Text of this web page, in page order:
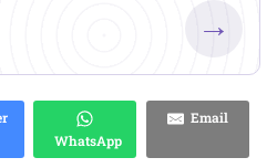
→
WhatsApp
Email